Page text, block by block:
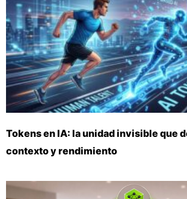
Tokens en IA: la unidad invisible que
contexto y rendimiento